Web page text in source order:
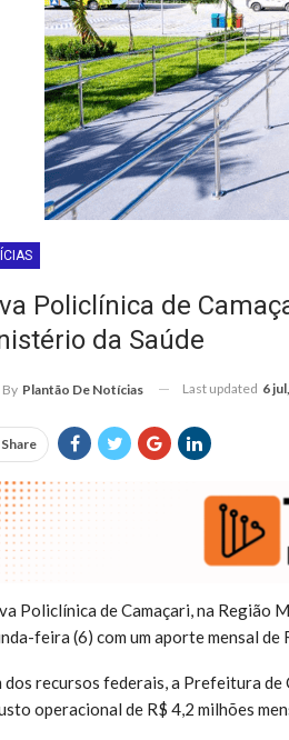
Policlínica de
da Saúde
By Plantão De Notícias Last updated 6
Share
Policlínica de Camaçari, na Região
feira (6) com um aporte mensal
dos recursos federais, a Prefeitura
operacional de R$ 4,2 milhões